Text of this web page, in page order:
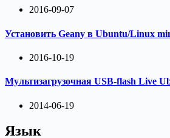
2016-09-07
Установить Geany в Ubuntu/Linux
2016-10-19
Мультизагрузочная USB-flash Live
2014-06-19
Язык